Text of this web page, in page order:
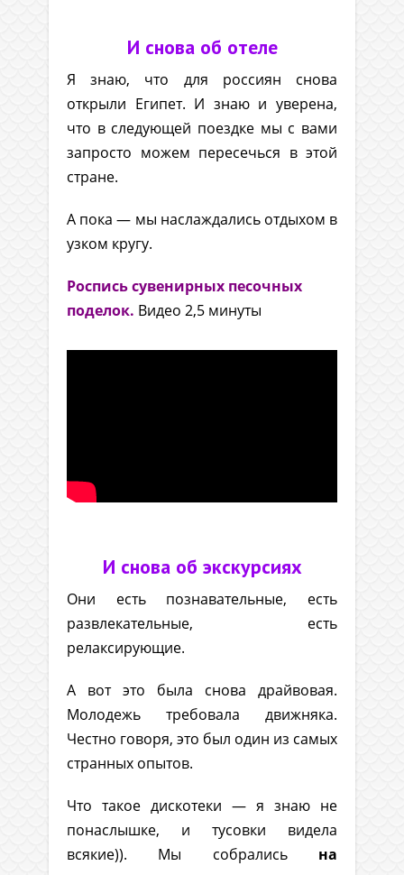
И снова об отеле
Я знаю, что для россиян снова
открыли Египет. И знаю и уверена,
что в следующей поездке мы с вами
запросто можем пересечься в этой
стране.
А пока — мы наслаждались отдыхом в
узком кругу.
Роспись сувенирных песочных
поделок. Видео 2,5 минуты
И снова об экскурсиях
Они есть познавательные, есть
развлекательные, есть
релаксирующие.
А вот это была снова драйвовая.
Молодежь требовала движняка.
Честно говоря, это был один из самых
странных опытов.
Что такое дискотеки — я знаю не
понаслышке, и тусовки видела
всякие)). Мы собрались на